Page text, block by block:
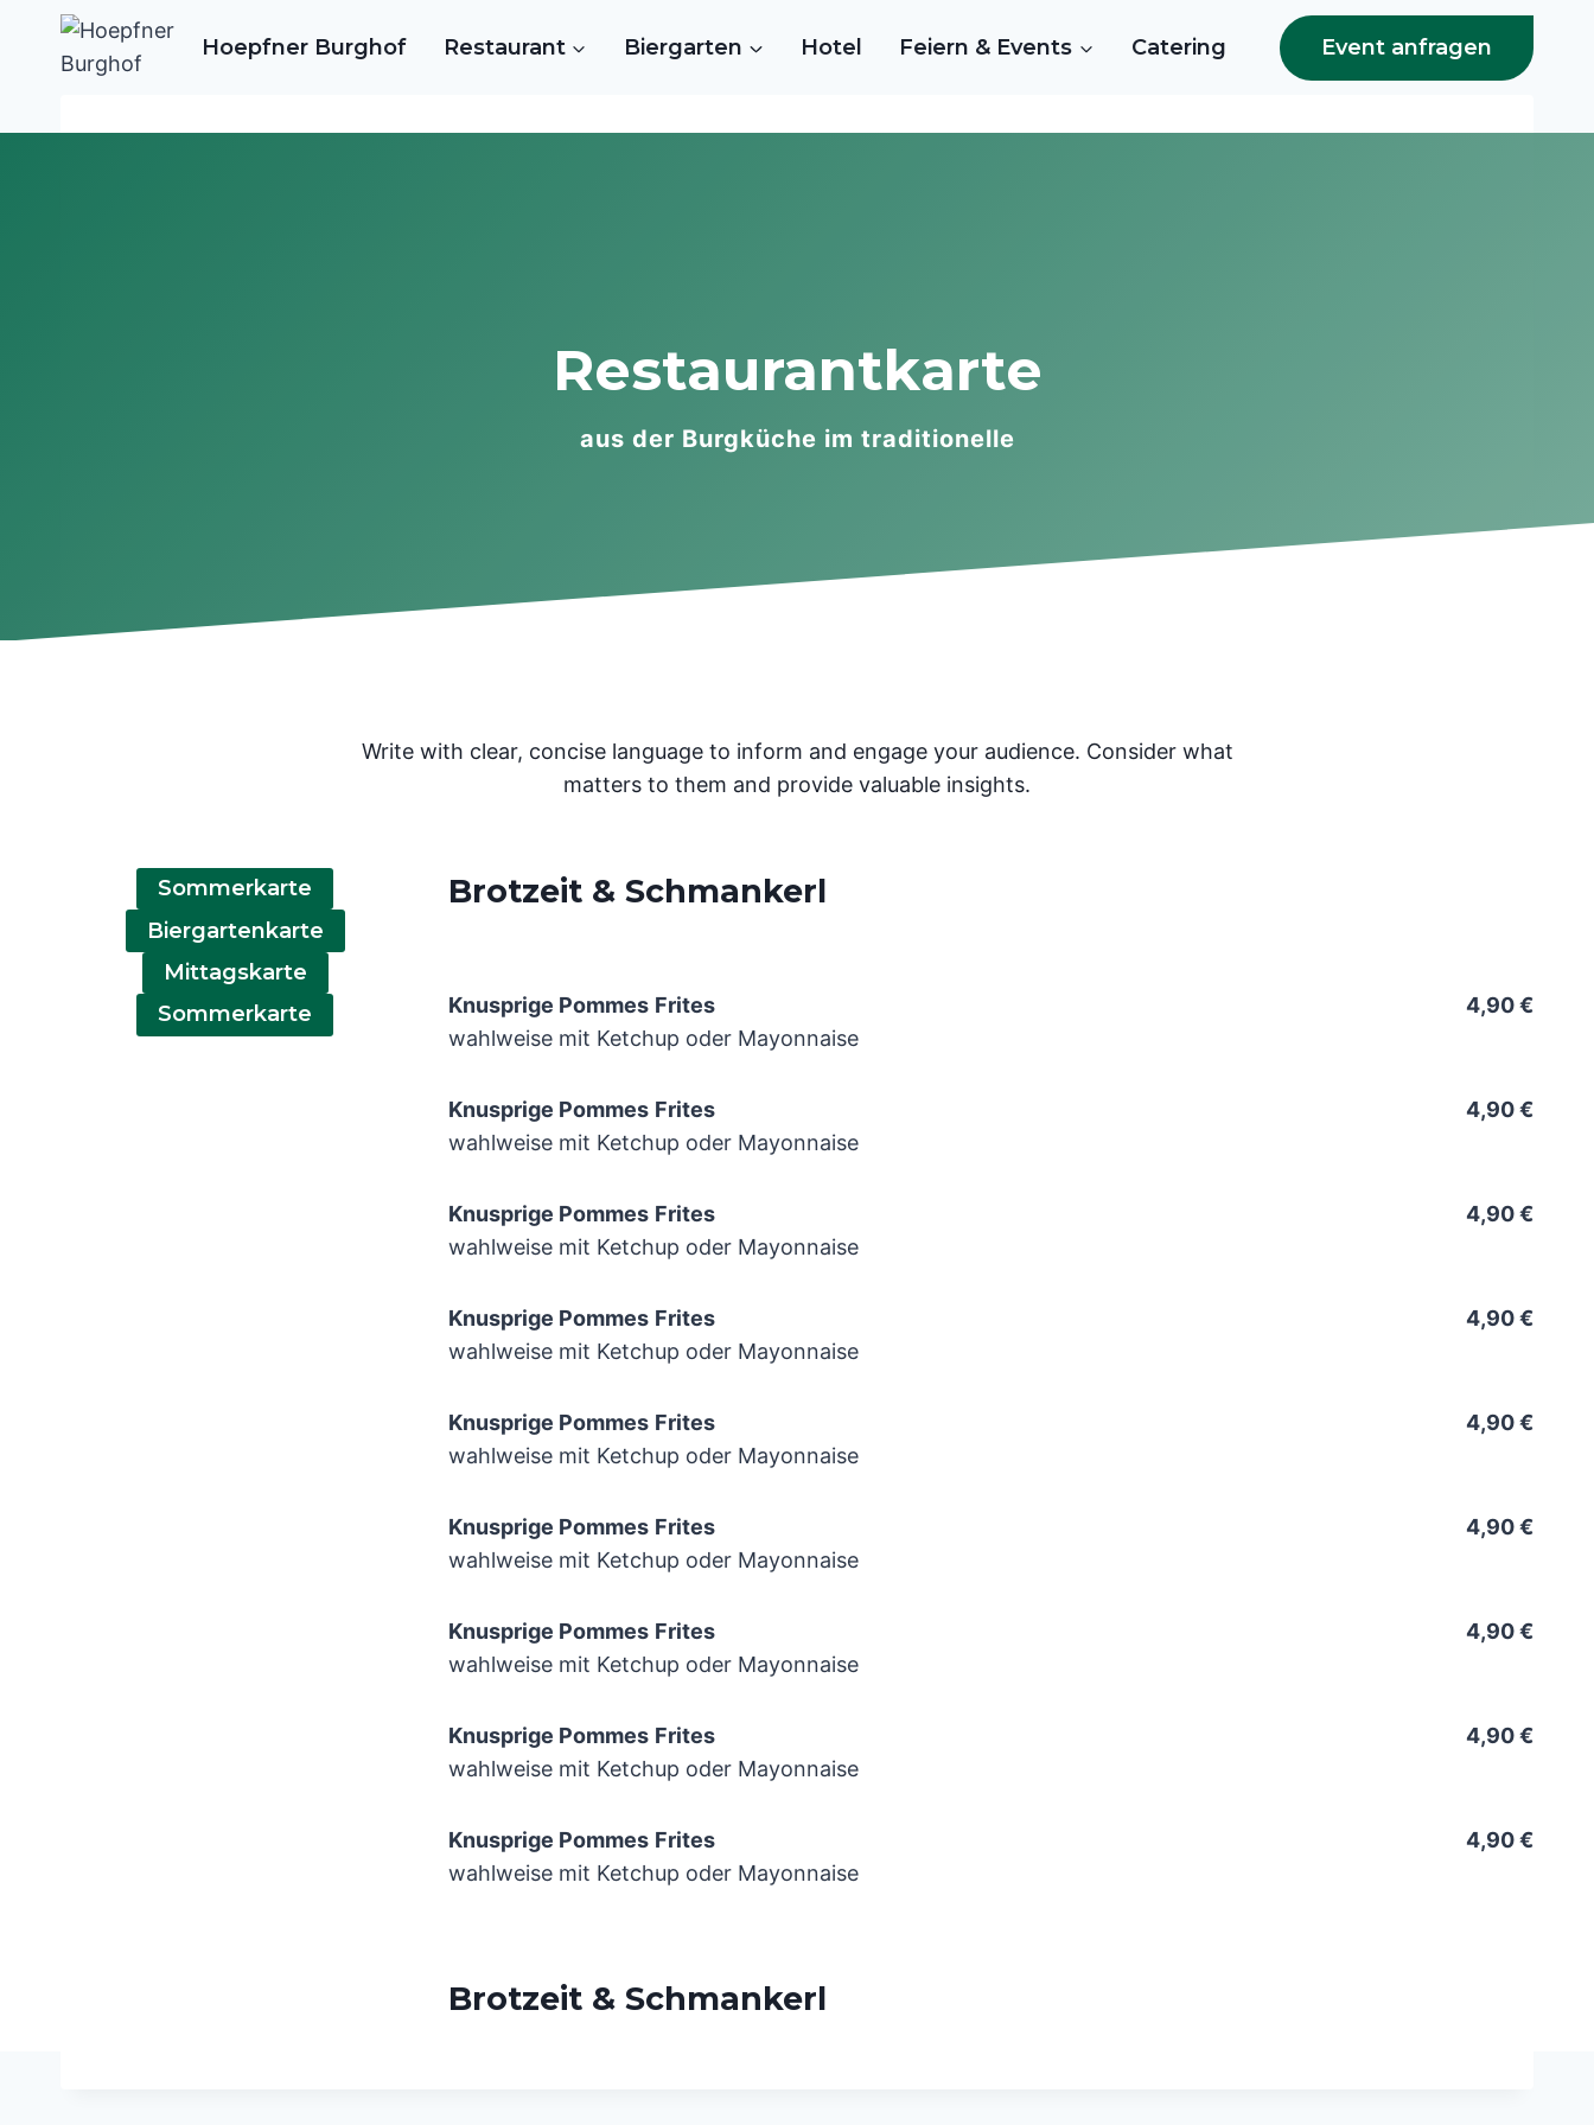
Hoepfner Burghof Restaurant Biergarten Hotel Feiern & Events Catering Event anfragen
Restaurantkarte
aus der Burgküche im traditionelle
Write with clear, concise language to inform and engage your audience. Consider what
matters to them and provide valuable insights.
Sommerkarte
Biergartenkarte
Mittagskarte
Sommerkarte
Brotzeit & Schmankerl
Knusprige Pommes Frites
wahlweise mit Ketchup oder Mayonnaise
4,90 €
Knusprige Pommes Frites
wahlweise mit Ketchup oder Mayonnaise
4,90 €
Knusprige Pommes Frites
wahlweise mit Ketchup oder Mayonnaise
4,90 €
Knusprige Pommes Frites
wahlweise mit Ketchup oder Mayonnaise
4,90 €
Knusprige Pommes Frites
wahlweise mit Ketchup oder Mayonnaise
4,90 €
Knusprige Pommes Frites
wahlweise mit Ketchup oder Mayonnaise
4,90 €
Knusprige Pommes Frites
wahlweise mit Ketchup oder Mayonnaise
4,90 €
Knusprige Pommes Frites
wahlweise mit Ketchup oder Mayonnaise
4,90 €
Knusprige Pommes Frites
wahlweise mit Ketchup oder Mayonnaise
4,90 €
Brotzeit & Schmankerl